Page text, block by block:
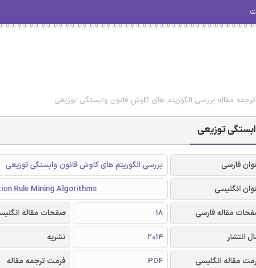
ترجمه مقاله بررسی الگوریتم های کاوش قانون وابستگی توزیعی
توزیعی
فارسی
بررسی الگوریتم های کاوش قانون وابستگی توزیعی
انگلیسی
Rule Mining Algorithms
مقاله فارسی
18 صفحات مقاله
انتشار
2014 نشریه
مقاله انگلیسی
PDF فرمت ترجمه مقاله